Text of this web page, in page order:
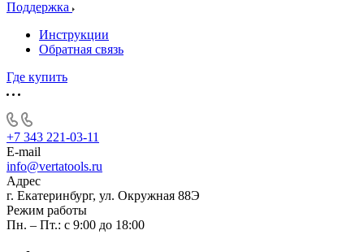
Поддержка
Инструкции
Обратная связь
Где купить
+7 343 221-03-11
E-mail
info@vertatools.ru
Адрес
г. Екатеринбург, ул. Окружная 88Э
Режим работы
Пн. – Пт.: с 9:00 до 18:00